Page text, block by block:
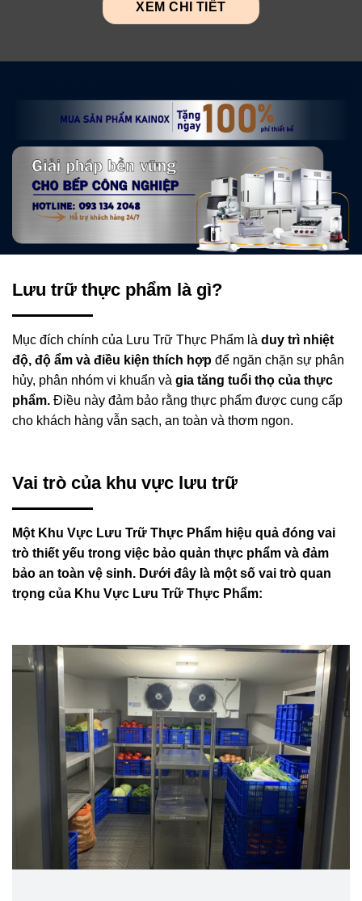
XEM CHI TIẾT
Lưu trữ thực phẩm là gì?
Mục đích chính của Lưu Trữ Thực Phẩm là duy trì nhiệt
độ, độ ẩm và điều kiện thích hợp để ngăn chặn sự phân
hủy, phân nhóm vi khuẩn và gia tăng tuổi thọ của thực
phẩm. Điều này đảm bảo rằng thực phẩm được cung cấp
cho khách hàng vẫn sạch, an toàn và thơm ngon.
Vai trò của khu vực lưu trữ
Một Khu Vực Lưu Trữ Thực Phẩm hiệu quả đóng vai
trò thiết yếu trong việc bảo quản thực phẩm và đảm
bảo an toàn vệ sinh. Dưới đây là một số vai trò quan
trọng của Khu Vực Lưu Trữ Thực Phẩm: